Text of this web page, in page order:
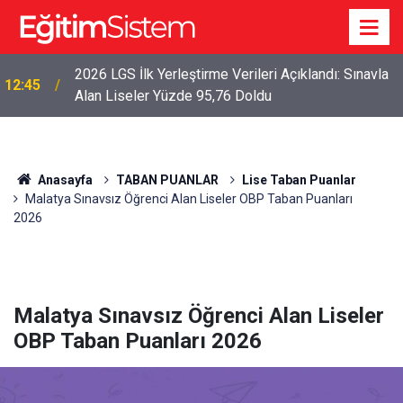
12:45
2026 LGS İlk Yerleştirme Verileri Açıklandı: Sınavla
Alan Liseler Yüzde 95,76 Doldu
Anasayfa TABAN PUANLAR
Lise Taban Puanlar
Malatya Sınavsız Öğrenci Alan Liseler OBP Taban Puanları
2026
Malatya Sınavsız Öğrenci Alan Liseler
OBP Taban Puanları 2026